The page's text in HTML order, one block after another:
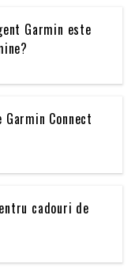
Garmin este
Connect
cadouri de